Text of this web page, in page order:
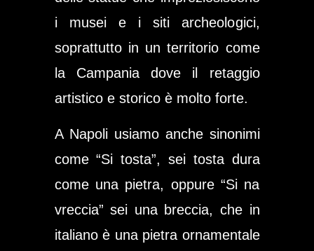
i musei e i siti archeologici,
soprattutto in un territorio come
la Campania dove il retaggio
artistico e storico è molto forte.
A Napoli usiamo anche sinonimi
come “Si tosta”, sei tosta dura
come una pietra, oppure “Si na
vreccia” sei una breccia, che in
italiano è una pietra ornamentale